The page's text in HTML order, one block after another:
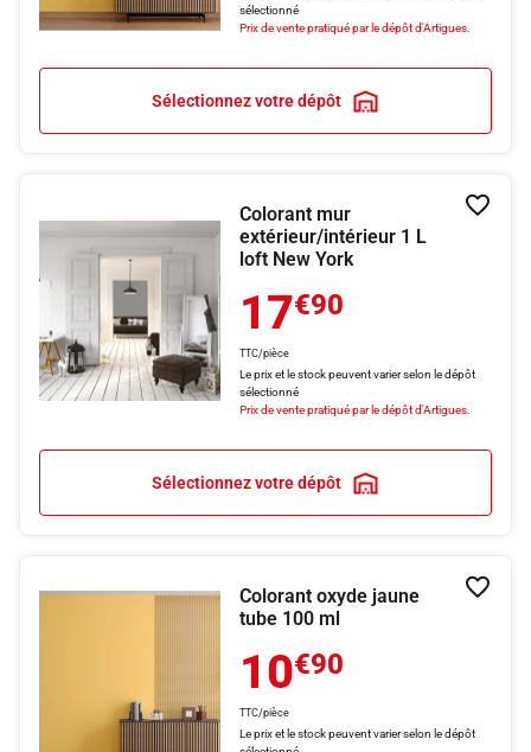
sélectionné
Prix de vente pratiqué par le dépôt d'Artigues.
Sélectionnez votre dépôt
Colorant mur
extérieur/intérieur 1 L
loft New York
17€90
TTC/pièce
Le prix et le stock peuvent varier selon le dépôt
sélectionné
Prix de vente pratiqué par le dépôt d'Artigues.
Sélectionnez votre dépôt
Colorant oxyde jaune
tube 100 ml
10€90
TTC/pièce
Le prix et le stock peuvent varier selon le dépôt